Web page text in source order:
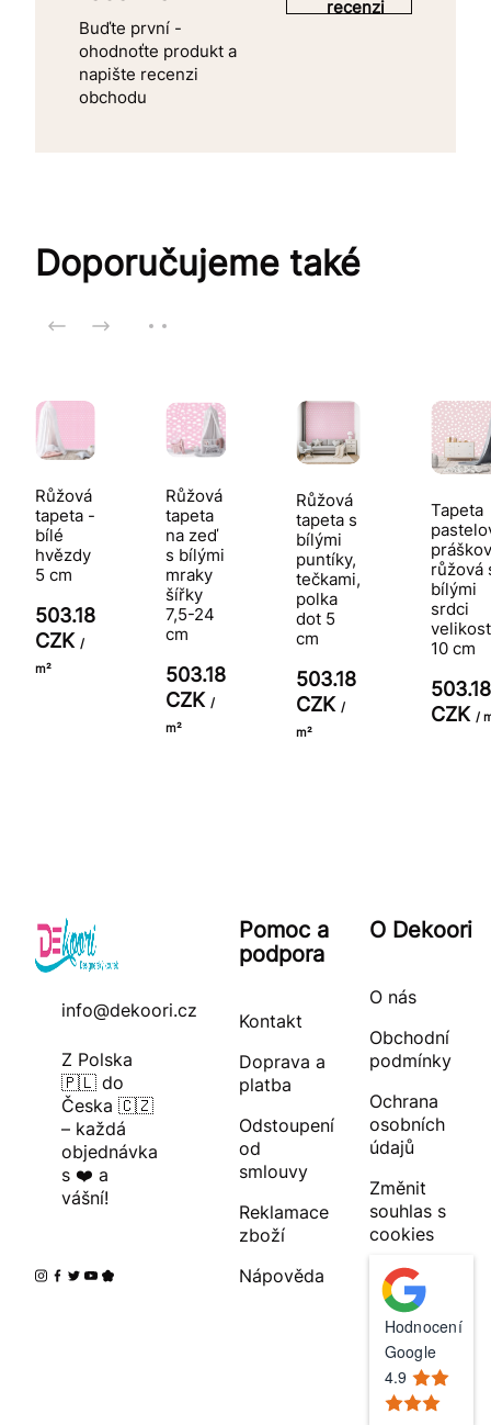
Buďte první -
ohodnoťte produkt a
napište recenzi
obchodu
recenzi
Doporučujeme také
Růžová
tapeta -
bílé
hvězdy
5 cm
503.18
CZK /
m²
Růžová
tapeta
na zeď
s bílými
mraky
šířky
7,5-24
cm
503.18
CZK /
m²
Růžová
tapeta s
bílými
puntíky,
tečkami,
polka
dot 5
cm
503.18
CZK /
m²
Tapeta
růžová
bílými
srdci
10 cm
503.18
CZK /
info@dekoori.cz
Z Polska
🇵🇱 do
Česka 🇨🇿
– každá
objednávka
s ❤️ a
vášní!
Pomoc a
podpora
Kontakt
Doprava a
platba
Odstoupení
od
smlouvy
Reklamace
zboží
Nápověda
O Dekoori
O nás
Obchodní
podmínky
Ochrana
osobních
údajů
Změnit
souhlas s
cookies
Hodnocení
Google
4.9